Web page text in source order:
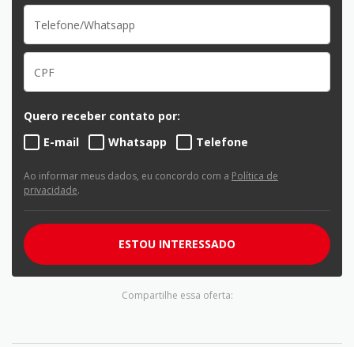
Quero receber contato por:
E-mail
Whatsapp Telefone
Ao informar meus dados, eu concordo com a Política de
privacidade.
ESTOU INTERESSADO
Compartilhe essa oferta: